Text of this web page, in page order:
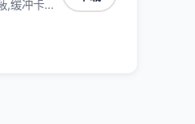
,缓冲卡顿
哔哩专
决各类网